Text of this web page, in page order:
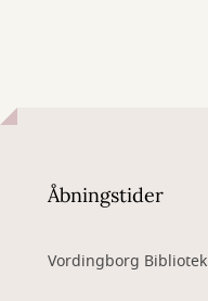
Åbningstider
Vordingborg Bibliotek